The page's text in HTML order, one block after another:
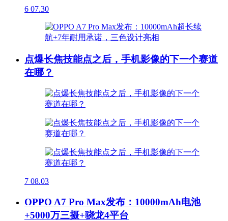
6 07.30
点爆长焦技能点之后，手机影像的下一个赛道
在哪？
7 08.03
OPPO A7 Pro Max发布：10000mAh电池
+5000万三摄+骁龙4平台